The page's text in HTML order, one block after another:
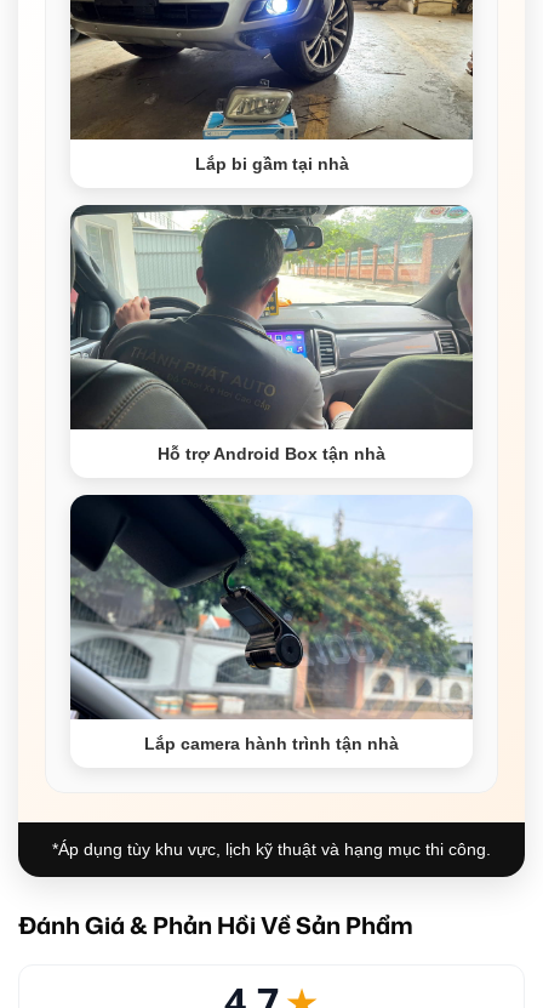
Lắp bi gầm tại nhà
Hỗ trợ Android Box tận nhà
Lắp camera hành trình tận nhà
*Áp dụng tùy khu vực, lịch kỹ thuật và hạng mục thi công.
Đánh Giá & Phản Hồi Về Sản Phẩm